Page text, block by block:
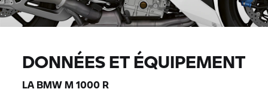
DONNÉES ET ÉQUIPEMENT
LA BMW M 1000 R